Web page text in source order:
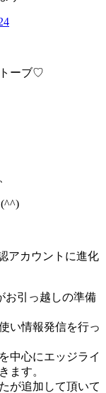
トーブ♡
アカウントに進化
お引っ越しの準備
い情報発信を行っ
中心にエッジライ
ます。
が追加して頂いて